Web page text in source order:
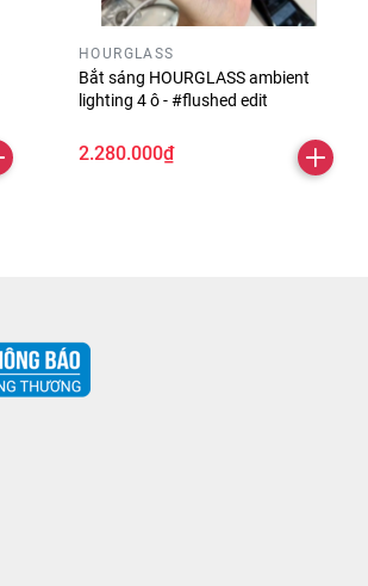
HOURGLASS
Bắt sáng HOURGLASS ambient
lighting 4 ô - #flushed edit
2.280.000₫